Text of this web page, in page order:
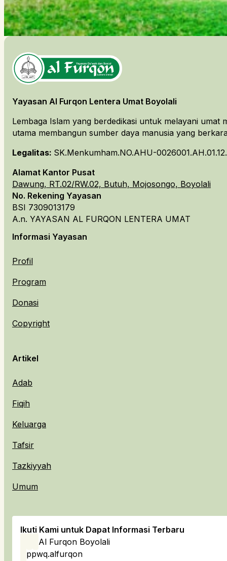
Yayasan Al Furqon Lentera Umat Boyolali
Lembaga Islam yang berdedikasi untuk melayani
utama membangun sumber daya manusia yang
Legalitas: SK.Menkumham.NO.AHU-
Alamat Kantor Pusat
Dawung, RT.02/RW.02, Butuh, Mojosongo, Boyolali
No. Rekening Yayasan
BSI 7309013179
A.n. YAYASAN AL FURQON LENTERA UMAT
Informasi Yayasan
Profil
Program
Donasi
Copyright
Artikel
Adab
Fiqih
Keluarga
Tafsir
Tazkiyyah
Umum
Ikuti Kami untuk Dapat Informasi Terbaru
Al Furqon Boyolali
ppwq.alfurqon